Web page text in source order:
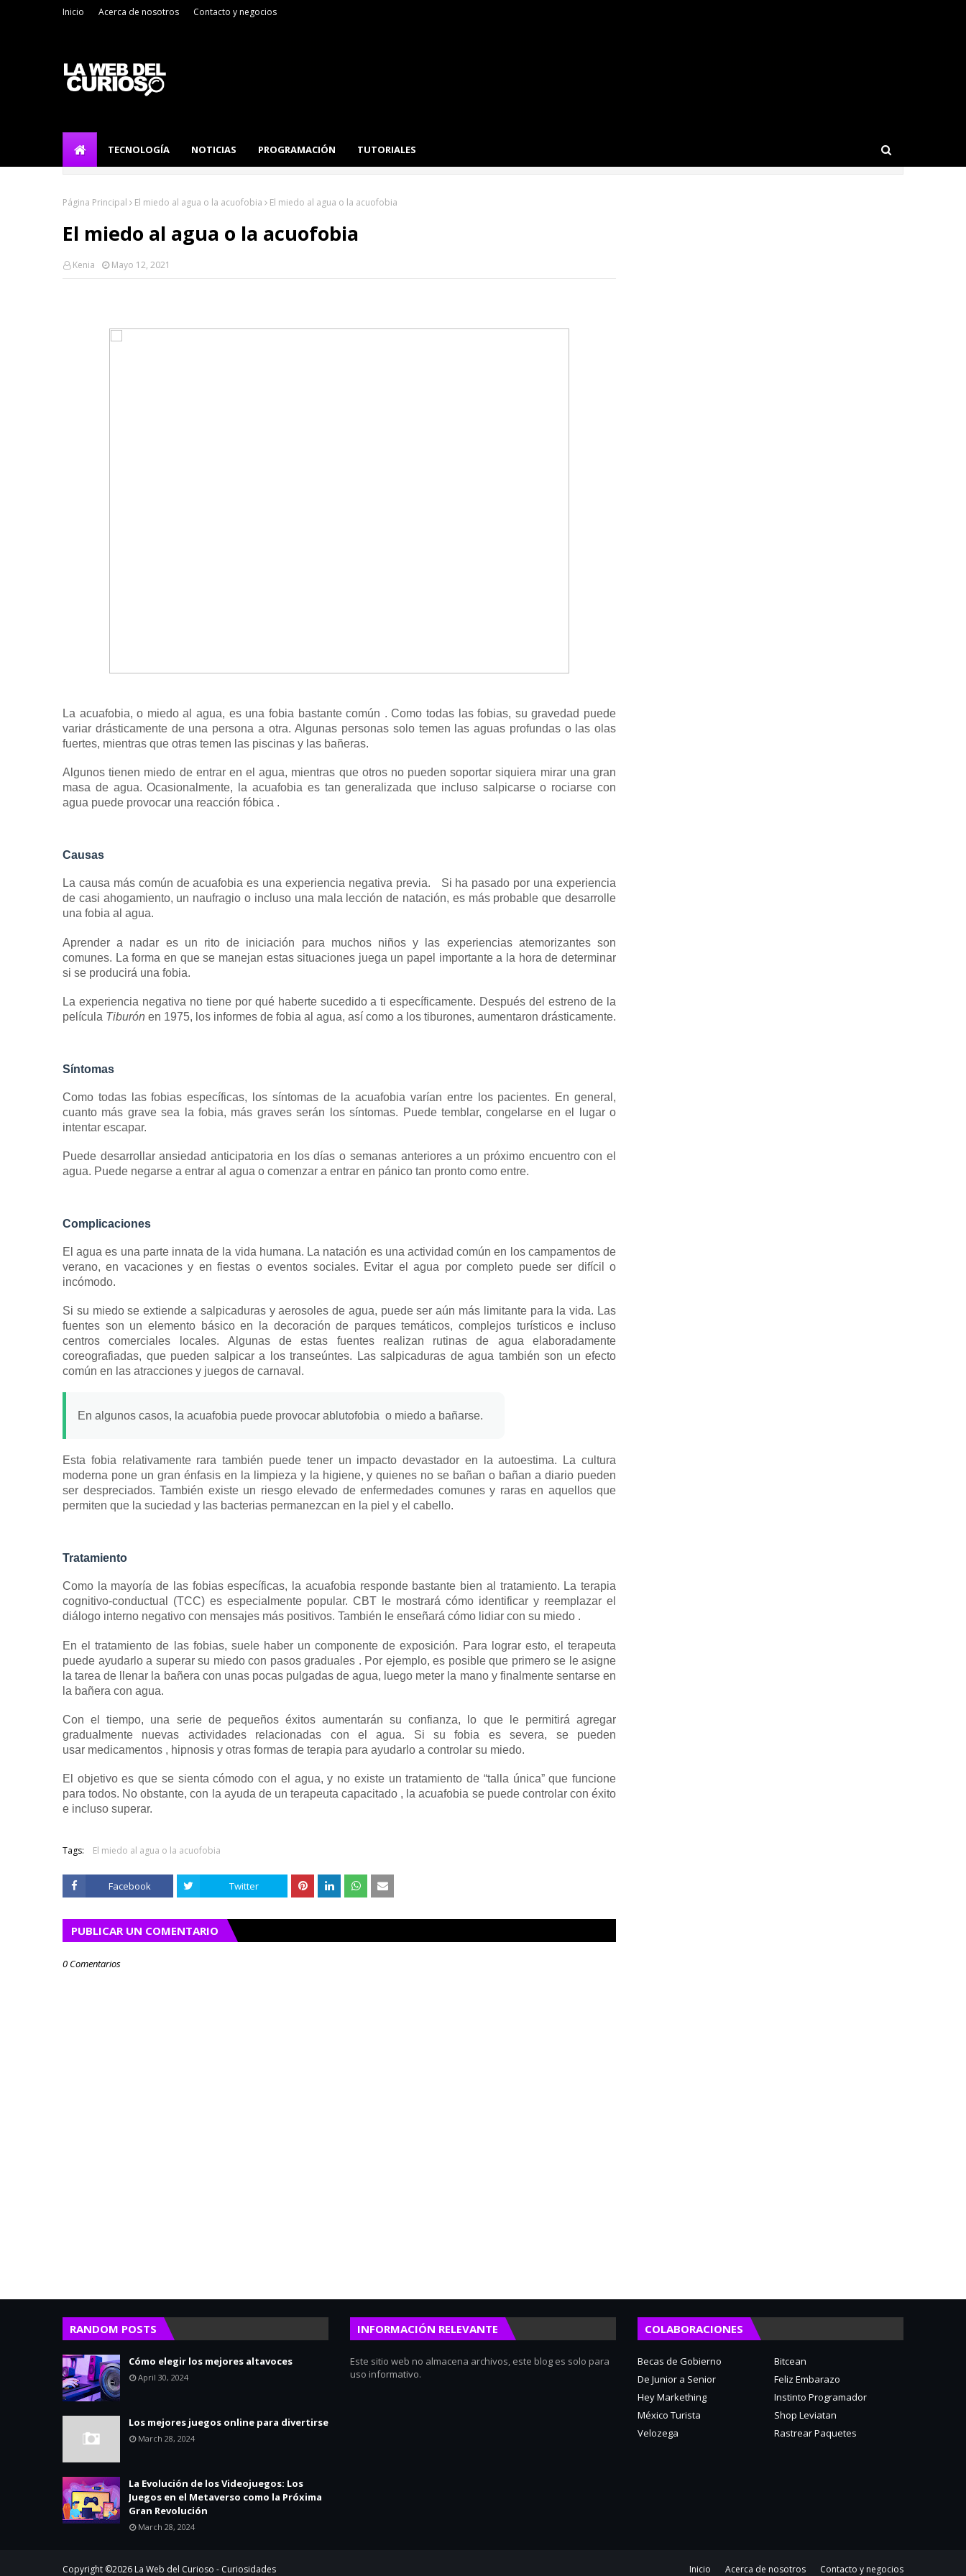
Inicio Acerca de nosotros Contacto y negocios
TECNOLOGÍA NOTICIAS PROGRAMACIÓN TUTORIALES
Página Principal El miedo al agua o la acuofobia El miedo al agua o la acuofobia
El miedo al agua o la acuofobia
Kenia Mayo 12, 2021
La acuafobia, o miedo al agua, es una fobia bastante común .Como todas las fobias, su gravedad puede
variar drásticamente de una persona a otra.Algunas personas solo temen las aguas profundas o las olas
fuertes, mientras que otras temen las piscinas y las bañeras.
Algunos tienen miedo de entrar en el agua, mientras que otros no pueden soportar siquiera mirar una gran
masa de agua.Ocasionalmente, la acuafobia es tan generalizada que incluso salpicarse o rociarse con
agua puede provocar una reacción fóbica .
Causas
La causa más común de acuafobia es una experiencia negativa previa.
Si ha pasado por una experiencia
de casi ahogamiento, un naufragio o incluso una mala lección de natación, es más probable que desarrolle
una fobia al agua.
Aprender a nadar es un rito de iniciación para muchos niños y las experiencias atemorizantes son
comunes. La forma en que se manejan estas situaciones juega un papel importante a la hora de determinar
si se producirá una fobia.
La experiencia negativa no tiene por qué haberte sucedido a ti específicamente. Después del estreno de la
película Tiburón en 1975, los informes de fobia al agua, así como a los tiburones, aumentaron drásticamente.
Síntomas
Como todas las fobias específicas, los síntomas de la acuafobia varían entre los pacientes. En general,
cuanto más grave sea la fobia, más graves serán los síntomas. Puede temblar, congelarse en el lugar o
intentar escapar.
Puede desarrollaransiedad anticipatoria en los días o semanas anteriores a un próximo encuentro con el
agua. Puede negarse a entrar al agua o comenzar a entrar en pánico tan pronto como entre.
Complicaciones
El agua es una parte innata de la vida humana. La natación es una actividad común en los campamentos de
verano, en vacaciones y en fiestas o eventos sociales. Evitar el agua por completo puede ser difícil o
incómodo.
Si su miedo se extiende a salpicaduras y aerosoles de agua, puede ser aún más limitante para la vida. Las
fuentes son un elemento básico en la decoración de parques temáticos, complejos turísticos e incluso
centros comerciales locales. Algunas de estas fuentes realizan rutinas de agua elaboradamente
coreografiadas, que pueden salpicar a los transeúntes.
Las salpicaduras de agua también son un efecto
común en las atracciones y juegos de carnaval.
En algunos casos, la acuafobia puede provocar ablutofobia o miedo a bañarse.
Esta fobia relativamente rara también puede tener un impacto devastador en la autoestima.
La cultura
moderna pone un gran énfasis en la limpieza y la higiene, y quienes no se bañan o bañan a diario pueden
ser despreciados. También existe un riesgo elevado de enfermedades comunes y raras en aquellos que
permiten que la suciedad y las bacterias permanezcan en la piel y el cabello.
Tratamiento
Como la mayoría de las fobias específicas, la acuafobia responde bastante bien al tratamiento. La terapia
cognitivo-conductual
(TCC) es especialmente popular. CBT le mostrará cómo identificar y reemplazar el
diálogo interno negativo con mensajes más positivos. También le enseñará cómo lidiar con su miedo .
En el tratamiento de las fobias, suele haber un componente de exposición. Para lograr esto, el terapeuta
puede ayudarlo a superar su miedo con pasos graduales . Por ejemplo, es posible que primero se le asigne
la tarea de llenar la bañera con unas pocas pulgadas de agua, luego meter la mano y finalmente sentarse en
la bañera con agua.
Con el tiempo, una serie de pequeños éxitos aumentarán su confianza, lo que le permitirá agregar
gradualmente nuevas actividades relacionadas con el agua. Si su fobia es severa, se pueden
usar medicamentos , hipnosis y otras formas de terapia para ayudarlo a controlar su miedo.
El objetivo es que se sienta cómodo con el agua, y no existe un tratamiento de “talla única” que funcione
para todos. No obstante, con la ayuda de unterapeuta capacitado , la acuafobia se puede controlar con éxito
e incluso superar.
Tags: El miedo al agua o la acuofobia
Facebook Twitter
PUBLICAR UN COMENTARIO
0 Comentarios
RANDOM POSTS
Cómo elegir los mejores altavoces
April 30, 2024
Los mejores juegos online para divertirse
March 28, 2024
La Evolución de los Videojuegos: Los
Juegos en el Metaverso como la Próxima
Gran Revolución
March 28, 2024
INFORMACIÓN RELEVANTE
Este sitio web no almacena archivos, este blog es solo para
uso informativo.
COLABORACIONES
Becas de Gobierno
Bitcean
De Junior a Senior
Feliz Embarazo
Hey Markething
Instinto Programador
México Turista
Shop Leviatan
Velozega
Rastrear Paquetes
Inicio Acerca de nosotros Contacto y negocios
Copyright ©2026 La Web del Curioso - Curiosidades